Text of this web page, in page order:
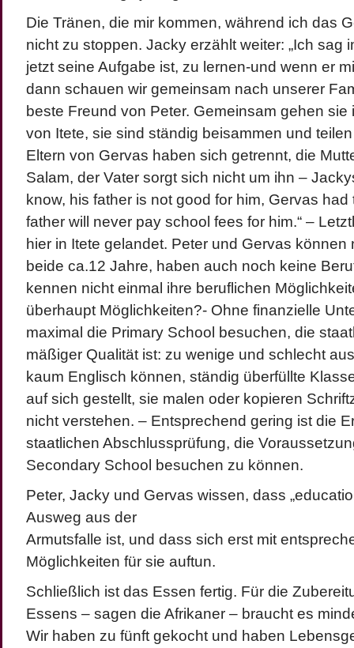
Die Tränen, die mir kommen, während ich das
nicht zu stoppen. Jacky erzählt weiter: „Ich sag
jetzt seine Aufgabe ist, zu lernen-und wenn er
dann schauen wir gemeinsam nach unserer
beste Freund von Peter. Gemeinsam gehen sie
von Itete, sie sind ständig beisammen und
Eltern von Gervas haben sich getrennt, die
Salam, der Vater sorgt sich nicht um ihn –
know, his father is not good for him, Gervas
father will never pay school fees for him.“ –
hier in Itete gelandet. Peter und Gervas
beide ca.12 Jahre, haben auch noch keine
kennen nicht einmal ihre beruflichen
überhaupt Möglichkeiten?- Ohne finanzielle
maximal die Primary School besuchen, die
mäßiger Qualität ist: zu wenige und schlecht
kaum Englisch können, ständig überfüllte
auf sich gestellt, sie malen oder kopieren
nicht verstehen. – Entsprechend gering ist die
staatlichen Abschlussprüfung, die
Secondary School besuchen zu können.
Peter, Jacky und Gervas wissen, dass
Ausweg aus der
Armutsfalle ist, und dass sich erst mit
Möglichkeiten für sie auftun.
Schließlich ist das Essen fertig. Für die
Essens – sagen die Afrikaner – braucht es
Wir haben zu fünft gekocht und haben